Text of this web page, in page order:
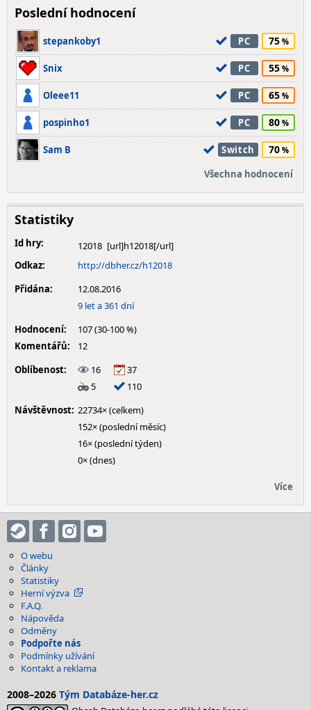
Poslední hodnocení
stepankoby1 PC 75
Snix PC 55
Oleee11 PC 65
pospinho1 PC 80
Sam B Switch 70
Všechna hodnocení
Statistiky
Id hry:
12018
Odkaz:
http://dbher.cz/h12018
Přidána:
12.08.2016
9 let a 361 dní
Hodnocení:
107 (30-100 %)
Komentářů:
12
Oblíbenost:
16
37
5
110
Návštěvnost: 22734× (celkem)
152× (poslední měsíc)
16× (poslední týden)
0× (dnes)
Více
O webu
Články
Statistiky
Herní výzva
F.A.Q.
Nápověda
Odměny
Podpořte nás
Podmínky užívání
Kontakt a reklama
2008–2026 Tým Databáze-her.cz